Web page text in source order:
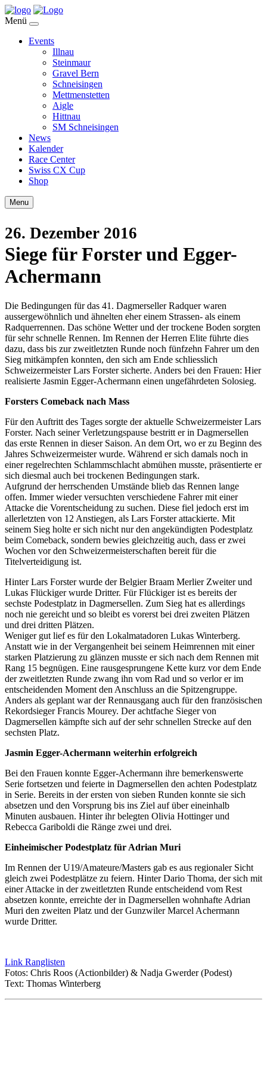
Menü
Events
Illnau
Steinmaur
Gravel Bern
Schneisingen
Mettmenstetten
Aigle
Hittnau
SM Schneisingen
News
Kalender
Race Center
Swiss CX Cup
Shop
Menu
26. Dezember 2016
Siege für Forster und Egger-
Achermann
Die Bedingungen für das 41. Dagmerseller Radquer waren
aussergewöhnlich und ähnelten eher einem Strassen- als einem
Radquerrennen. Das schöne Wetter und der trockene Boden sorgten
für sehr schnelle Rennen. Im Rennen der Herren Elite führte dies
dazu, dass bis zur zweitletzten Runde noch fünfzehn Fahrer um den
Sieg mitkämpfen konnten, den sich am Ende schliesslich
Schweizermeister Lars Forster sicherte. Anders bei den Frauen: Hier
realisierte Jasmin Egger-Achermann einen ungefährdeten Solosieg.
Forsters Comeback nach Mass
Für den Auftritt des Tages sorgte der aktuelle Schweizermeister Lars
Forster. Nach seiner Verletzungspause bestritt er in Dagmersellen
das erste Rennen in dieser Saison. An dem Ort, wo er zu Beginn des
Jahres Schweizermeister wurde. Während er sich damals noch in
einer regelrechten Schlammschlacht abmühen musste, präsentierte er
sich diesmal auch bei trockenen Bedingungen stark.
Aufgrund der herrschenden Umstände blieb das Rennen lange
offen. Immer wieder versuchten verschiedene Fahrer mit einer
Attacke die Vorentscheidung zu suchen. Diese fiel jedoch erst im
allerletzten von 12 Anstiegen, als Lars Forster attackierte. Mit
seinem Sieg holte er sich nicht nur den angekündigten Podestplatz
beim Comeback, sondern bewies gleichzeitig auch, dass er zwei
Wochen vor den Schweizermeisterschaften bereit für die
Titelverteidigung ist.
Hinter Lars Forster wurde der Belgier Braam Merlier Zweiter und
Lukas Flückiger wurde Dritter. Für Flückiger ist es bereits der
sechste Podestplatz in Dagmersellen. Zum Sieg hat es allerdings
noch nie gereicht und so bleibt es vorerst bei drei zweiten Plätzen
und drei dritten Plätzen.
Weniger gut lief es für den Lokalmatadoren Lukas Winterberg.
Anstatt wie in der Vergangenheit bei seinem Heimrennen mit einer
starken Platzierung zu glänzen musste er sich nach dem Rennen mit
Rang 15 begnügen. Eine rausgesprungene Kette kurz vor dem Ende
der zweitletzten Runde zwang ihn vom Rad und so verlor er im
entscheidenden Moment den Anschluss an die Spitzengruppe.
Anders als geplant war der Rennausgang auch für den französischen
Rekordsieger Francis Mourey. Der achtfache Sieger von
Dagmersellen kämpfte sich auf der sehr schnellen Strecke auf den
sechsten Platz.
Jasmin Egger-Achermann weiterhin erfolgreich
Bei den Frauen konnte Egger-Achermann ihre bemerkenswerte
Serie fortsetzen und feierte in Dagmersellen den achten Podestplatz
in Serie. Bereits in der ersten von sieben Runden konnte sie sich
absetzen und den Vorsprung bis ins Ziel auf über eineinhalb
Minuten ausbauen. Hinter ihr belegten Olivia Hottinger und
Rebecca Gariboldi die Ränge zwei und drei.
Einheimischer Podestplatz für Adrian Muri
Im Rennen der U19/Amateure/Masters gab es aus regionaler Sicht
gleich zwei Podestplätze zu feiern. Hinter Dario Thoma, der sich mit
einer Attacke in der zweitletzten Runde entscheidend vom Rest
absetzen konnte, erreichte der in Dagmersellen wohnhafte Adrian
Muri den zweiten Platz und der Gunzwiler Marcel Achermann
wurde Dritter.
Link Ranglisten
Fotos: Chris Roos (Actionbilder) & Nadja Gwerder (Podest)
Text: Thomas Winterberg